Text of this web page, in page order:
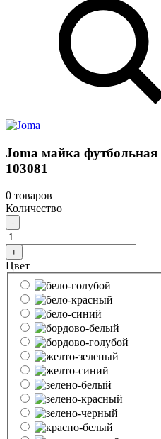
Joma майка
103081
0 товаров
Количество
-
+
Цвет